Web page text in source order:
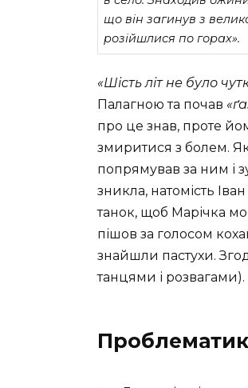
що він загинув з
розійшлися по горах».
«Шість літ не було
Палагною та почав
про це знав, проте
змиритися з болем.
попрямував за ним і
зникла, натомість
танок, щоб Марічка
пішов за голосом
знайшли пастухи.
танцями і розвагами).